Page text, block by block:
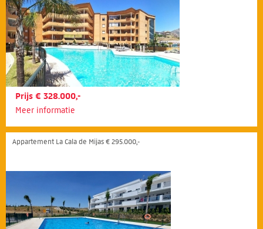
Prijs € 328.000,-
Meer informatie
Appartement La Cala de Mijas € 295.000,-